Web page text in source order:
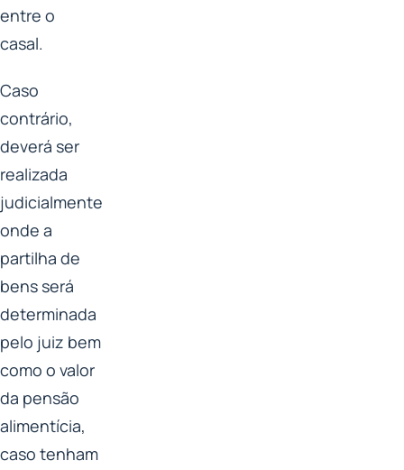
entre o
casal.
Caso
contrário,
deverá ser
realizada
judicialmente
onde a
partilha de
bens será
determinada
pelo juiz bem
como o valor
da pensão
alimentícia,
caso tenham